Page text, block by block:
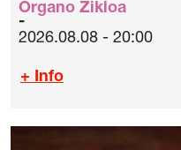
Organo Zikloa
2026.08.08 - 20:00
+ Info